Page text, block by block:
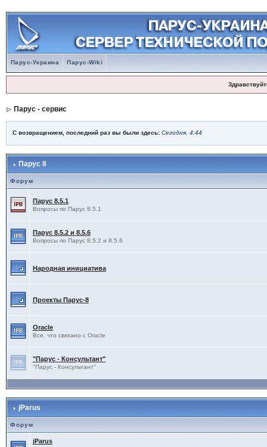
Парус-Украина Парус-Wiki
Парус - сервис
С возвращением, последний раз вы были здесь: Сегодня, 4:44
Парус 8
Форум
Парус 8.5.1
Вопросы по Парус 8.5.1
Парус 8.5.2 и 8.5.6
Вопросы по Парус 8.5.2 и 8.5.6
Народная инициатива
Проекты Паруc-8
Oracle
Все, что связано с Oracle
"Парус - Консультант"
"Парус - Консультант"
jParus
Форум
jParus